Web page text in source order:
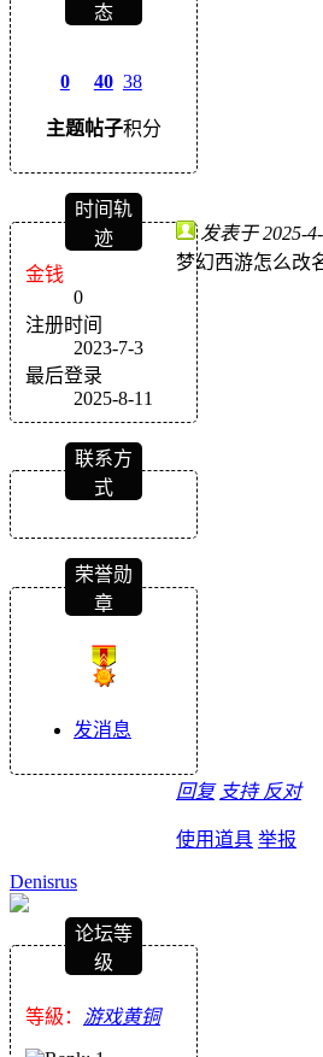
态
0
主题
40
帖子
38
积分
时间轨
迹
金钱
0
注册时间
2023-7-3
最后登录
2025-8-11
联系方
式
荣誉勋
章
发消息
发表于 2025-
梦幻西游怎么改
回复 支持 反对
使用道具 举报
Denisrus
论坛等
级
等級： 游戏黄铜